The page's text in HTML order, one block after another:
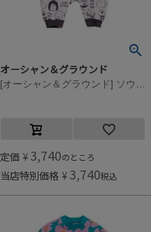
オーシャン＆グラウンド
定価 ¥ 3,740のところ
当店特別価格 ¥ 3,740税込